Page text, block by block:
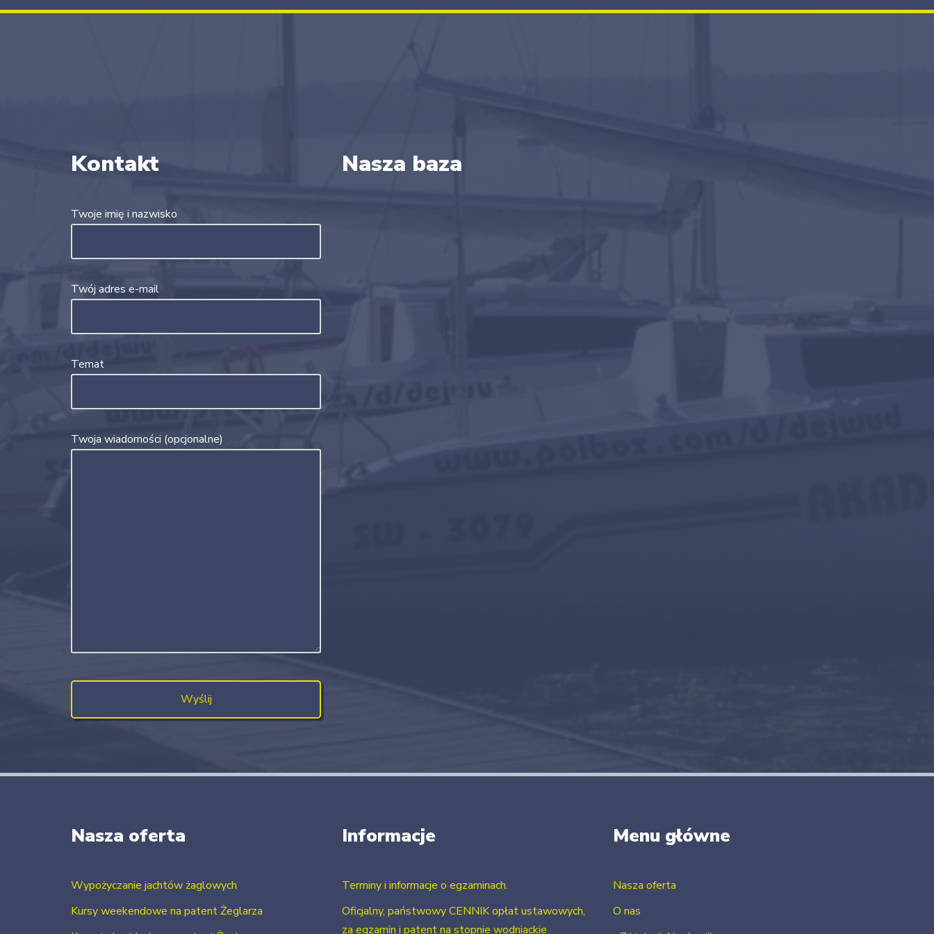
Kontakt
Twoje imię i nazwisko
Twój adres e-mail
Temat
Twoja wiadomości (opcjonalne)
Nasza baza
Nasza oferta
Wypożyczanie jachtów żaglowych
Kursy weekendowe na patent Żeglarza
Informacje
Terminy i informacje o egzaminach.
Oficjalny, państwowy CENNIK opłat ustawowych,
za egzamin i patent na stopnie wodniackie
Menu główne
Nasza oferta
O nas